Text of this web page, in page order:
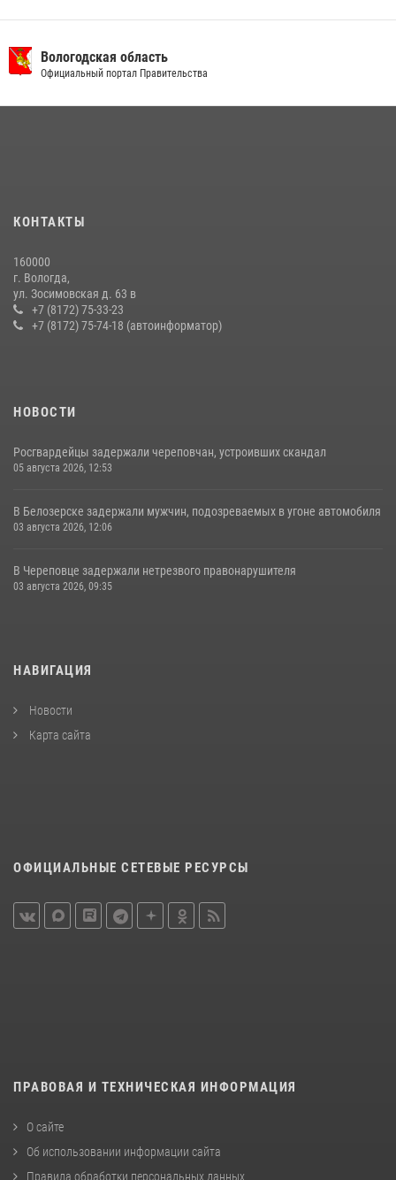
Вологодская область
Официальный портал Правительства
КОНТАКТЫ
160000
г. Вологда,
ул. Зосимовская д. 63 в
+7 (8172) 75-33-23
+7 (8172) 75-74-18 (автоинформатор)
НОВОСТИ
Росгвардейцы задержали череповчан, устроивших скандал
05 августа 2026, 12:53
В Белозерске задержали мужчин, подозреваемых в угоне автомобиля
03 августа 2026, 12:06
В Череповце задержали нетрезвого правонарушителя
03 августа 2026, 09:35
НАВИГАЦИЯ
Новости
Карта сайта
ОФИЦИАЛЬНЫЕ СЕТЕВЫЕ РЕСУРСЫ
ПРАВОВАЯ И ТЕХНИЧЕСКАЯ ИНФОРМАЦИЯ
О сайте
Об использовании информации сайта
Правила обработки персональных данных